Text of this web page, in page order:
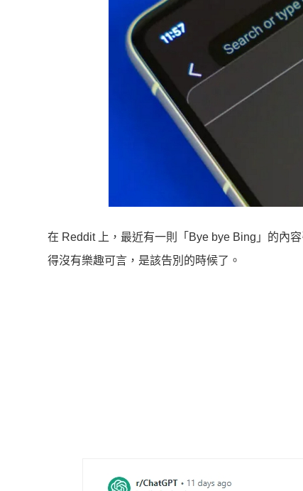
在 Reddit 上，最近有一則「Bye bye Bing」的內
得沒有樂趣可言，是該告別的時候了。